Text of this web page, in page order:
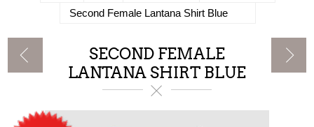
Second Female Lantana Shirt Blue
SECOND FEMALE
LANTANA SHIRT BLUE